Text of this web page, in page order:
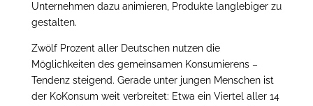
Unternehmen dazu animieren, Produkte langlebiger zu
gestalten.
Zwölf Prozent aller Deutschen nutzen die
Möglichkeiten des gemeinsamen Konsumierens –
Tendenz steigend. Gerade unter jungen Menschen ist
der KoKonsum weit verbreitet: Etwa ein Viertel aller 14